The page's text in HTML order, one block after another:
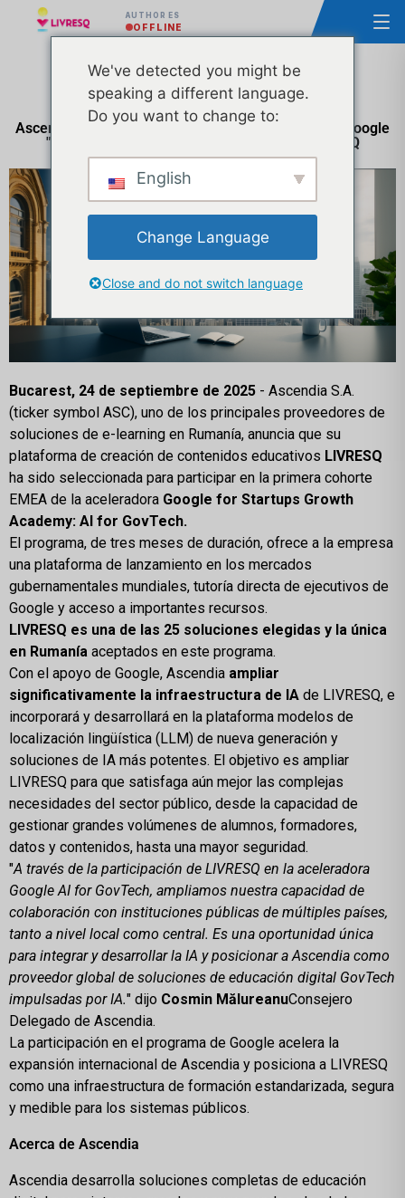
AUTHOR ES
OFFLINE
Ascendia entra en la aceleradora internacional de Google
"Growth Academy: AI for GovTech" con LIVRESQ
Bucarest, 24 de septiembre de 2025 - Ascendia S.A.
(ticker symbol ASC), uno de los principales proveedores de
soluciones de e-learning en Rumanía, anuncia que su
plataforma de creación de contenidos educativos LIVRESQ
ha sido seleccionada para participar en la primera cohorte
EMEA de la aceleradora Google for Startups Growth
Academy: AI for GovTech.
El programa, de tres meses de duración, ofrece a la empresa
una plataforma de lanzamiento en los mercados
gubernamentales mundiales, tutoría directa de ejecutivos de
Google y acceso a importantes recursos.
LIVRESQ es una de las 25 soluciones elegidas y la única
en Rumanía aceptados en este programa.
Con el apoyo de Google, Ascendia ampliar
significativamente la infraestructura de IA de LIVRESQ, e
incorporará y desarrollará en la plataforma modelos de
localización lingüística (LLM) de nueva generación y
soluciones de IA más potentes. El objetivo es ampliar
LIVRESQ para que satisfaga aún mejor las complejas
necesidades del sector público, desde la capacidad de
gestionar grandes volúmenes de alumnos, formadores,
datos y contenidos, hasta una mayor seguridad.
"A través de la participación de LIVRESQ en la aceleradora
Google AI for GovTech, ampliamos nuestra capacidad de
colaboración con instituciones públicas de múltiples países,
tanto a nivel local como central. Es una oportunidad única
para integrar y desarrollar la IA y posicionar a Ascendia como
proveedor global de soluciones de educación digital GovTech
impulsadas por IA." dijo Cosmin MălureanuConsejero
Delegado de Ascendia.
La participación en el programa de Google acelera la
expansión internacional de Ascendia y posiciona a LIVRESQ
como una infraestructura de formación estandarizada, segura
y medible para los sistemas públicos.
Acerca de Ascendia
Ascendia desarrolla soluciones completas de educación
We've detected you might be
speaking a different language.
Do you want to change to:
English
Change Language
Close and do not switch language